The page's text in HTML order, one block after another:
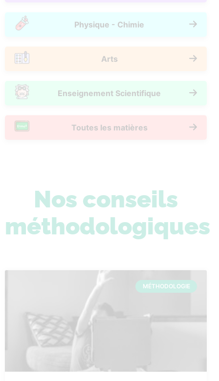
Physique - Chimie
Arts
Enseignement Scientifique
Toutes les matières
Nos conseils
méthodologiques
MÉTHODOLOGIE